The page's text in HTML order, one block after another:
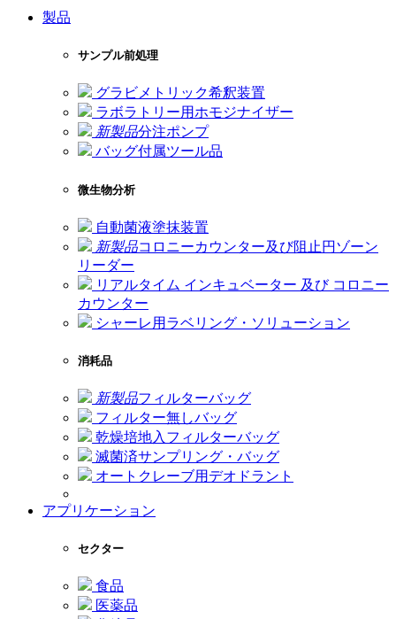
製品
サンプル前処理
グラビメトリック希釈装置
ラボラトリー用ホモジナイザー
新製品分注ポンプ
バッグ付属ツール品
微生物分析
自動菌液塗抹装置
新製品コロニーカウンター及び阻止円ゾーン
リーダー
リアルタイム インキュベーター 及び コロニー
カウンター
シャーレ用ラベリング・ソリューション
消耗品
新製品フィルターバッグ
フィルター無しバッグ
乾燥培地入フィルターバッグ
滅菌済サンプリング・バッグ
オートクレーブ用デオドラント
アプリケーション
セクター
食品
医薬品